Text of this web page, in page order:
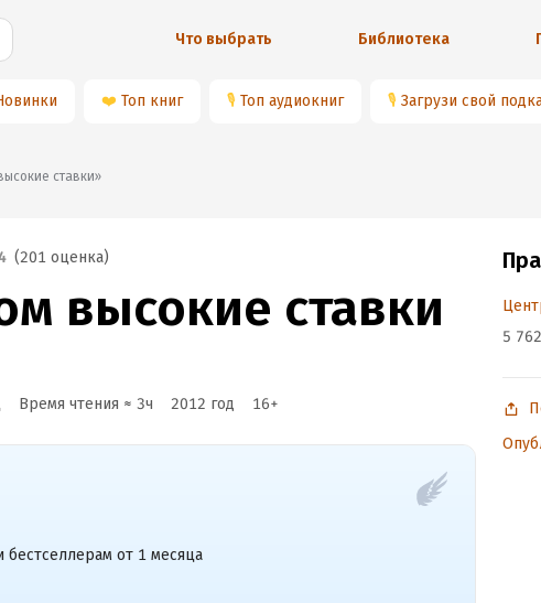
Что выбрать Библиотека
❤️ Топ книг 🎙 Топ аудиокниг 🎙 Загрузи свой
высокие ставки»
(201 оценка)
высокие ставки
Время чтения ≈ 3ч 2012 год 16+
бестселлерам от 1 месяца
5